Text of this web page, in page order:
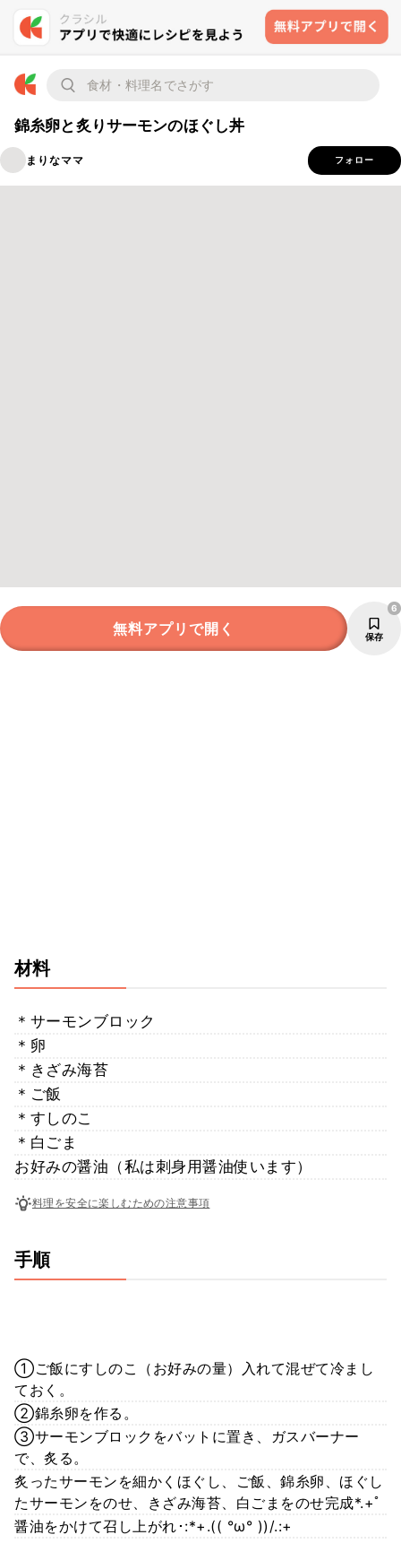
錦糸卵と炙りサーモンのほぐし丼
まりなママ フォロー
無料アプリで開く 保存
6
材料
＊サーモンブロック
＊卵
＊きざみ海苔
＊ご飯
＊すしのこ
＊白ごま
お好みの醤油（私は刺身用醤油使います）
料理を安全に楽しむための注意事項
手順
①ご飯にすしのこ（お好みの量）入れて混ぜて冷まし
ておく。
②錦糸卵を作る。
③サーモンブロックをバットに置き、ガスバーナー
で、炙る。
炙ったサーモンを細かくほぐし、ご飯、錦糸卵、ほぐし
たサーモンをのせ、きざみ海苔、白ごまをのせ完成*.+ﾟ
醤油をかけて召し上がれ･:*+.(( °ω° ))/.:+